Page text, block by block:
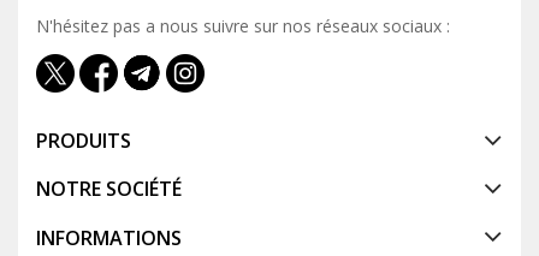
N'hésitez pas a nous suivre sur nos réseaux sociaux :
PRODUITS
NOTRE SOCIÉTÉ
INFORMATIONS